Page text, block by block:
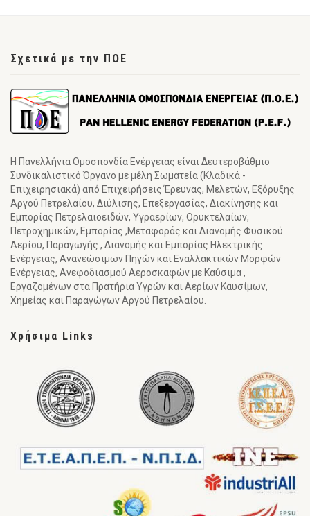
Σχετικά με την ΠΟΕ
Η Πανελλήνια Ομοσπονδία Ενέργειας είναι Δευτεροβάθμιο
Συνδικαλιστικό Όργανο με μέλη Σωματεία (Κλαδικά -
Επιχειρησιακά) από Επιχειρήσεις Έρευνας, Μελετών, Εξόρυξης
Αργού Πετρελαίου, Διύλισης, Επεξεργασίας, Διακίνησης και
Εμπορίας Πετρελαιοειδών, Υγραερίων, Ορυκτελαίων,
Πετροχημικών, Εμπορίας ,Μεταφοράς και Διανομής Φυσικού
Αερίου, Παραγωγής , Διανομής και Εμπορίας Ηλεκτρικής
Ενέργειας, Ανανεώσιμων Πηγών και Εναλλακτικών Μορφών
Ενέργειας, Ανεφοδιασμού Αεροσκαφών με Καύσιμα ,
Εργαζομένων στα Πρατήρια Υγρών και Αερίων Καυσίμων,
Χημείας και Παραγώγων Αργού Πετρελαίου.
Χρήσιμα Links